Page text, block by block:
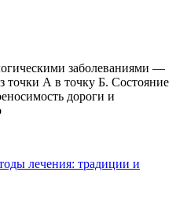
заболеваниями —
точки А в точку Б. Состояние
дороги и
лечения: традиции и